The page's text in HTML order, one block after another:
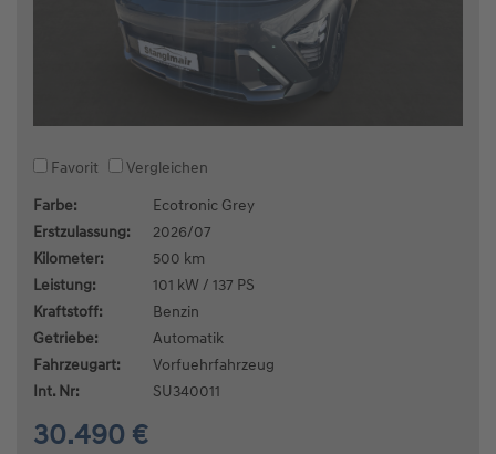
Favorit
Vergleichen
Farbe:
Ecotronic Grey
Erstzulassung:
2026/07
Kilometer:
500 km
Leistung:
101 kW / 137 PS
Kraftstoff:
Benzin
Getriebe:
Automatik
Fahrzeugart:
Vorfuehrfahrzeug
Int. Nr:
SU340011
30.490 €